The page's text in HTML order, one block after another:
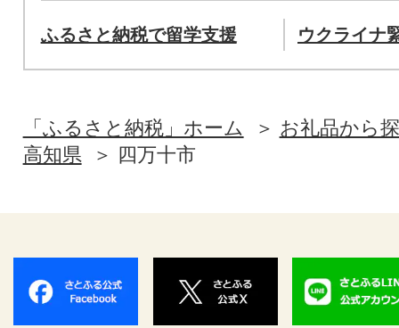
ふるさと納税で留学支援 ウクライナ
「ふるさと納税」ホーム
お礼品から
高知県
四万十市